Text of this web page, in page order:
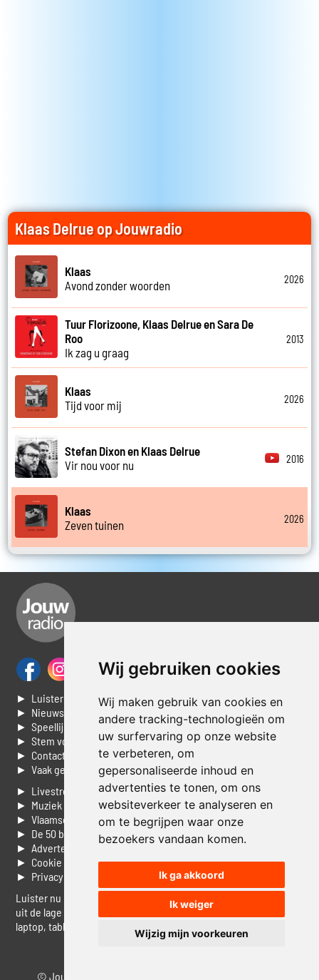
Wij gebruiken cookies
Wij maken gebruik van cookies en
andere tracking-technologieën om
uw surfervaring op onze website
te verbeteren, om
gepersonaliseerde inhoud en
advertenties te tonen, om ons
websiteverkeer te analyseren en
om te begrijpen waar onze
bezoekers vandaan komen.
Ik ga akkoord
Ik weiger
Wijzig mijn voorkeuren
Klaas Delrue op Jouwradio
Klaas
Avond zonder woorden
2026
Tuur Florizoone, Klaas Delrue en Sara De
Roo
Ik zag u graag
2013
Klaas
Tijd voor mij
2026
Stefan Dixon en Klaas Delrue
Vir nou voor nu
2016
Klaas
Zeven tuinen
2026
► Luisteren naar Jouwradio
► Nieuws
► Speellijst
► Stem voor de Dag top 3
► Contacteer ons
► Vaak gestelde vragen
► Livestream informatie
► Muziek opzoeken
► Vlaamse 100 Aller tijden
► De 50 beste van...
► Adverteren op Jouwradio
► Cookie voorkeuren wijzigen
► Privacyinformatie
Luister nu naar Jouwradio! De beste Nederlandstalige muziek
uit de lage landen hoor je hier al 20 jaar. In digitale kwaliteit op je
laptop, tablet of smartphone.
© Jouwradio 2006 - 2026 - alle rechten voorbehouden.